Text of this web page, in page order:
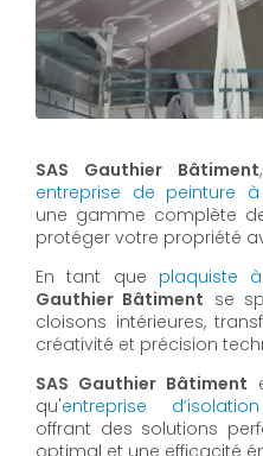
SAS Gauthier Bâtiment
entreprise de peinture à
une gamme complète
protéger votre propriété
En tant que plaquiste
Gauthier Bâtiment se
cloisons intérieures,
créativité et précision
SAS Gauthier Bâtiment
qu'entreprise
offrant des solutions
optimal et une efficacité